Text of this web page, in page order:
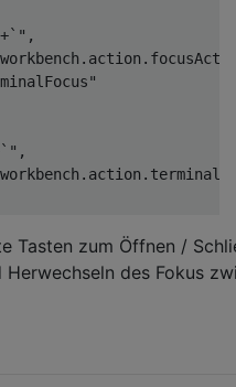
Tasten zum Öffnen /
des Fokus